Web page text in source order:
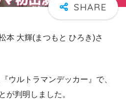
本 大輝(まつもと ひろき)さ
ウルトラマンデッカー』で、
が判明しました。